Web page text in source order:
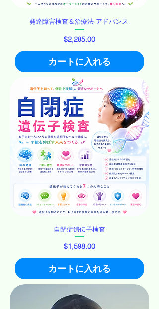
発達障害検査＆治療法-アドバンス-
価格
$2,285.00
カートに入れる
自閉症遺伝子検査
価格
$1,598.00
カートに入れる